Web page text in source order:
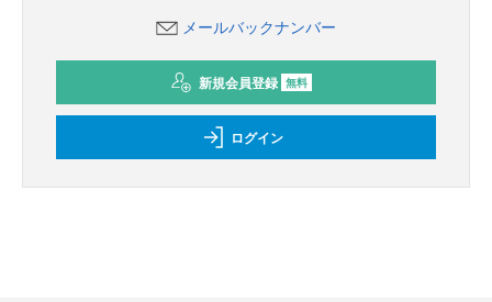
メールバックナンバー
新規会員登録 無料
ログイン